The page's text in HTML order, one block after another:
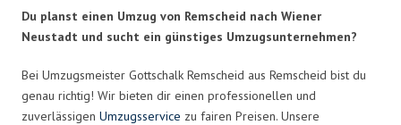
Du planst einen Umzug von Remscheid nach Wiener
Neustadt und sucht ein günstiges Umzugsunternehmen?
Bei Umzugsmeister Gottschalk Remscheid aus Remscheid bist du
genau richtig! Wir bieten dir einen professionellen und
zuverlässigen Umzugsservice zu fairen Preisen. Unsere